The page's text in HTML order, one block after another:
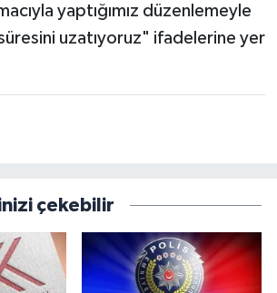
yaptığımız düzenlemeyle
uzatıyoruz" ifadelerine yer
çekebilir